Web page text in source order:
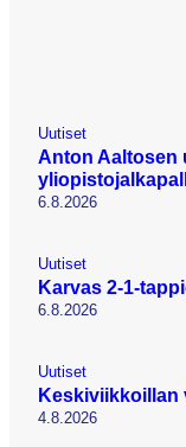
Uutiset
Anton Aaltosen
6.8.2026
Uutiset
Karvas 2-1-
6.8.2026
Uutiset
Keskiviikkoillan
4.8.2026